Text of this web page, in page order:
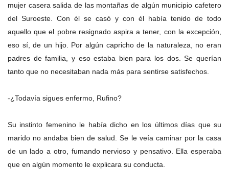
mujer casera salida de las montañas de algún municipio cafetero
del Suroeste. Con él se casó y con él había tenido de todo
aquello que el pobre resignado aspira a tener, con la excepción,
eso sí, de un hijo. Por algún capricho de la naturaleza, no eran
padres de familia, y eso estaba bien para los dos. Se querían
tanto que no necesitaban nada más para sentirse satisfechos.
-¿Todavía sigues enfermo, Rufino?
Su instinto femenino le había dicho en los últimos días que su
marido no andaba bien de salud. Se le veía caminar por la casa
de un lado a otro, fumando nervioso y pensativo. Ella esperaba
que en algún momento le explicara su conducta.